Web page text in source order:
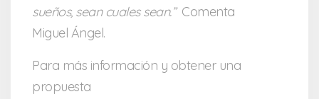
sueños, sean cuales sean.” Comenta
Miguel Ángel.
Para más información y obtener una
propuesta